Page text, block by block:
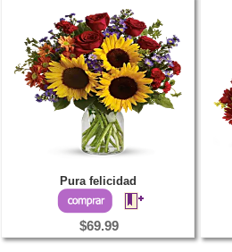
Pura felicidad
$69.99